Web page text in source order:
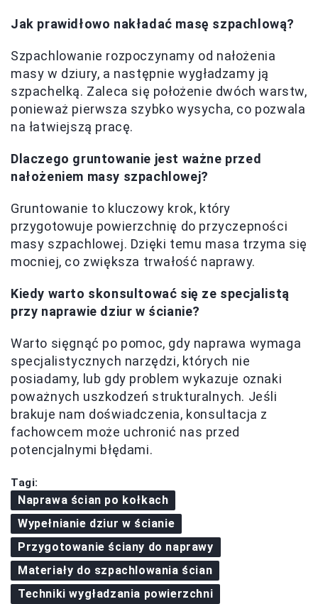
Jak prawidłowo nakładać masę szpachlową?
Szpachlowanie rozpoczynamy od nałożenia
masy w dziury, a następnie wygładzamy ją
szpachelką. Zaleca się położenie dwóch warstw,
ponieważ pierwsza szybko wysycha, co pozwala
na łatwiejszą pracę.
Dlaczego gruntowanie jest ważne przed
nałożeniem masy szpachlowej?
Gruntowanie to kluczowy krok, który
przygotowuje powierzchnię do przyczepności
masy szpachlowej. Dzięki temu masa trzyma się
mocniej, co zwiększa trwałość naprawy.
Kiedy warto skonsultować się ze specjalistą
przy naprawie dziur w ścianie?
Warto sięgnąć po pomoc, gdy naprawa wymaga
specjalistycznych narzędzi, których nie
posiadamy, lub gdy problem wykazuje oznaki
poważnych uszkodzeń strukturalnych. Jeśli
brakuje nam doświadczenia, konsultacja z
fachowcem może uchronić nas przed
potencjalnymi błędami.
Tagi:
Naprawa ścian po kołkach
Wypełnianie dziur w ścianie
Przygotowanie ściany do naprawy
Materiały do szpachlowania ścian
Techniki wygładzania powierzchni